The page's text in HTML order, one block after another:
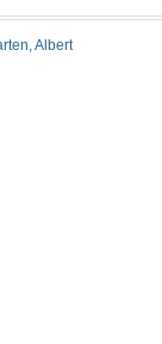
Albert